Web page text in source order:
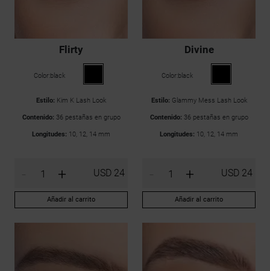
Flirty
Color:black
Estilo: Kim K Lash Look
Contenido: 36 pestañas en grupo
Longitudes: 10, 12, 14 mm
USD 24
+
Añadir al carrito
Divine
Color:black
Estilo: Glammy Mess Lash Look
Contenido: 36 pestañas en grupo
Longitudes: 10, 12, 14 mm
USD 24
+
Añadir al carrito